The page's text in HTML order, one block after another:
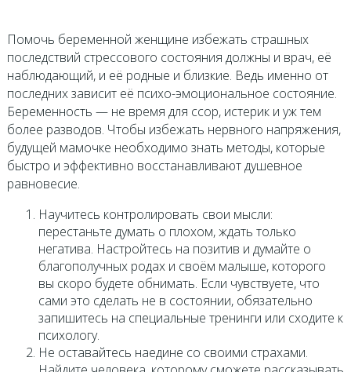
Помочь беременной женщине избежать страшных
последствий стрессового состояния должны и врач, её
наблюдающий, и её родные и близкие. Ведь именно от
последних зависит её психо-эмоциональное состояние.
Беременность — не время для ссор, истерик и уж тем
более разводов. Чтобы избежать нервного напряжения,
будущей мамочке необходимо знать методы, которые
быстро и эффективно восстанавливают душевное
равновесие.
Научитесь контролировать свои мысли:
перестаньте думать о плохом, ждать только
негатива. Настройтесь на позитив и думайте о
благополучных родах и своём малыше, которого
вы скоро будете обнимать. Если чувствуете, что
сами это сделать не в состоянии, обязательно
запишитесь на специальные тренинги или сходите к
психологу.
Не оставайтесь наедине со своими страхами.